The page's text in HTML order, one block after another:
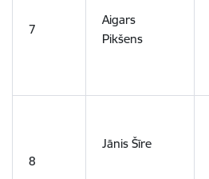
7
Aigars
Pikšens
8
Jānis Šīre